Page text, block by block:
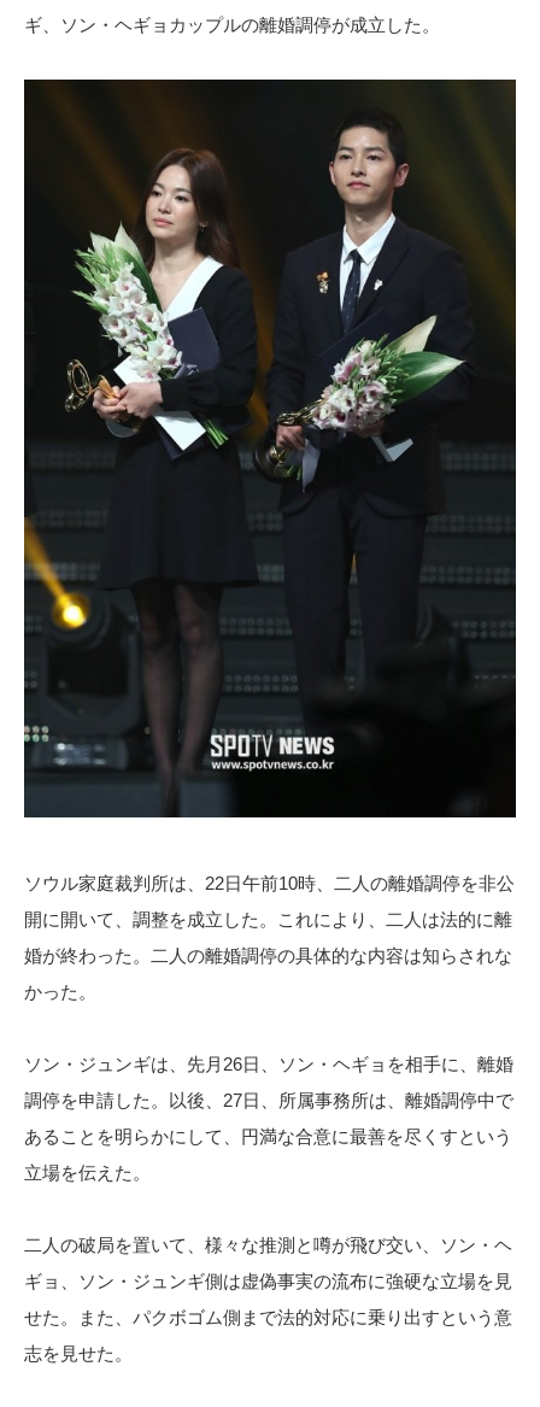
ギ、ソン・ヘギョカップルの離婚調停が成立した。
ソウル家庭裁判所は、22日午前10時、二人の離婚調停を非公
開に開いて、調整を成立した。これにより、二人は法的に離
婚が終わった。二人の離婚調停の具体的な内容は知らされな
かった。
ソン・ジュンギは、先月26日、ソン・ヘギョを相手に、離婚
調停を申請した。以後、27日、所属事務所は、離婚調停中で
あることを明らかにして、円満な合意に最善を尽くすという
立場を伝えた。
二人の破局を置いて、様々な推測と噂が飛び交い、ソン・ヘ
ギョ、ソン・ジュンギ側は虚偽事実の流布に強硬な立場を見
せた。また、パクボゴム側まで法的対応に乗り出すという意
志を見せた。